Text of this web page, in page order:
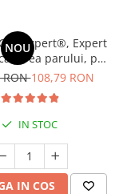
NOUExpert®, Expert
parului, par
* 120 cps
RON108,79 RON
IN STOC
IN COS